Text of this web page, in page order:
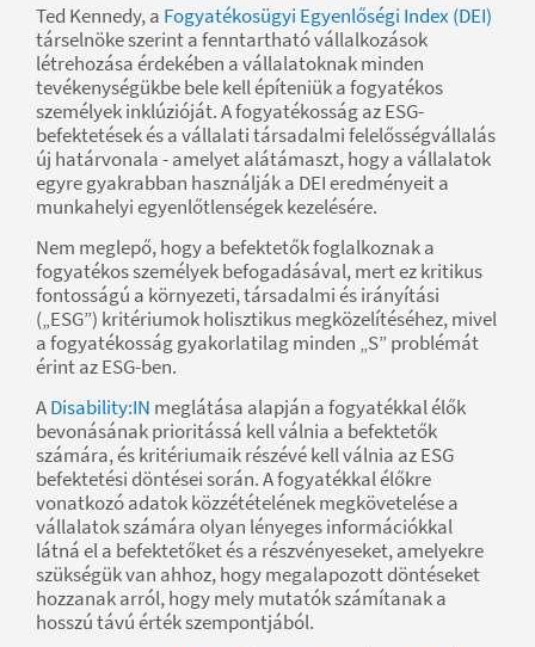
Ted Kennedy, a Fogyatékosügyi Egyenlőségi Index (DEI)
társelnöke szerint a fenntartható vállalkozások
létrehozása érdekében a vállalatoknak minden
tevékenységükbe bele kell építeniük a fogyatékos
személyek inklúzióját. A fogyatékosság az ESG-
befektetések és a vállalati társadalmi felelősségvállalás
új határvonala - amelyet alátámaszt, hogy a vállalatok
egyre gyakrabban használják a DEI eredményeit a
munkahelyi egyenlőtlenségek kezelésére.
Nem meglepő, hogy a befektetők foglalkoznak a
fogyatékos személyek befogadásával, mert ez kritikus
fontosságú a környezeti, társadalmi és irányítási
(„ESG”) kritériumok holisztikus megközelítéséhez, mivel
a fogyatékosság gyakorlatilag minden „S” problémát
érint az ESG-ben.
ADisability:IN meglátása alapján a fogyatékkal élők
bevonásának prioritássá kell válnia a befektetők
számára, és kritériumaik részévé kell válnia az ESG
befektetési döntései során. A fogyatékkal élőkre
vonatkozó adatok közzétételének megkövetelése a
vállalatok számára olyan lényeges információkkal
látná el a befektetőket és a részvényeseket, amelyekre
szükségük van ahhoz, hogy megalapozott döntéseket
hozzanak arról, hogy mely mutatók számítanak a
hosszú távú érték szempontjából.